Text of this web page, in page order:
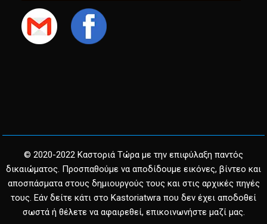
© 2020-2022 Καστοριά Τώρα με την επιφύλαξη παντός
δικαιώματος. Προσπαθούμε να αποδίδουμε εικόνες, βίντεο και
αποσπάσματα στους δημιουργούς τους και στις αρχικές πηγές
τους. Εάν δείτε κάτι στο Kastoriatwra που δεν έχει αποδοθεί
σωστά ή θέλετε να αφαιρεθεί, επικοινωνήστε μαζί μας.